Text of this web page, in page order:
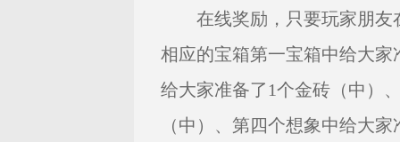
在线奖励，只要玩家朋友
相应的宝箱第一宝箱中给大
给大家准备了1个金砖（中）
（中）、第四个想象中给大